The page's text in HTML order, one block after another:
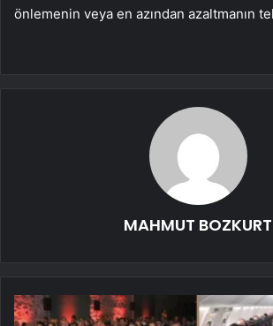
önlemenin veya en azından azaltmanın
MAHMUT BOZKURT